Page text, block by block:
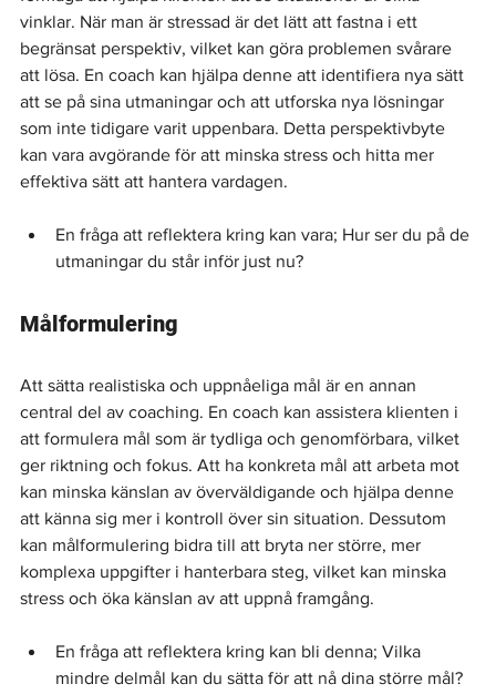
vinklar. När man är stressad är det lätt att fastna i ett
begränsat perspektiv, vilket kan göra problemen svårare
att lösa. En coach kan hjälpa denne att identifiera nya sätt
att se på sina utmaningar och att utforska nya lösningar
som inte tidigare varit uppenbara. Detta perspektivbyte
kan vara avgörande för att minska stress och hitta mer
effektiva sätt att hantera vardagen.
En fråga att reflektera kring kan vara; Hur ser du på de
utmaningar du står inför just nu?
Målformulering
Att sätta realistiska och uppnåeliga mål är en annan
central del av coaching. En coach kan assistera klienten i
att formulera mål som är tydliga och genomförbara, vilket
ger riktning och fokus. Att ha konkreta mål att arbeta mot
kan minska känslan av överväldigande och hjälpa denne
att känna sig mer i kontroll över sin situation. Dessutom
kan målformulering bidra till att bryta ner större, mer
komplexa uppgifter i hanterbara steg, vilket kan minska
stress och öka känslan av att uppnå framgång.
En fråga att reflektera kring kan bli denna; Vilka
mindre delmål kan du sätta för att nå dina större mål?